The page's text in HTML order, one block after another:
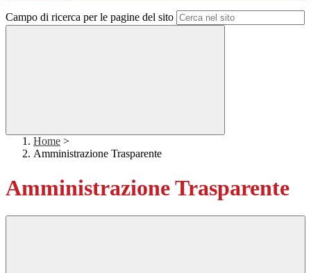
Campo di ricerca per le pagine del sito
Home >
Amministrazione Trasparente
Amministrazione Trasparente